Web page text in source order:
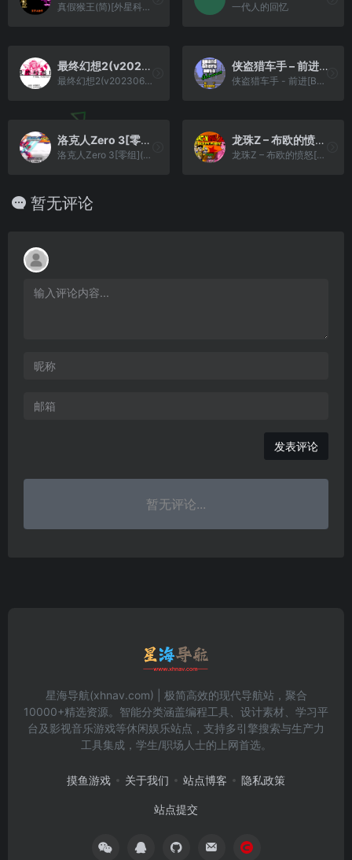
真假猴王(简)[外星科技](CN)[ACT](4Mb) 一代人的回忆
最终幻想2(v20230615)(修正版)(简)[LSP](JP)[RPG](4Mb)
最终幻想2(v20230615)(修正版)(简)[LSP](JP)[RPG](4Mb)
侠盗猎车手 – 前进[Beq & LCPD](Beta) (v20160720)[简](JP)(256Mb)
侠盗猎车手 - 前进[Beq & LCPD](Beta) (v20160720)[简](JP)(256Mb)
洛克人Zero 3[零组](简)(JP)(128Mb)
洛克人Zero 3[零组](简)(JP)(128Mb)
龙珠Z – 布欧的愤怒[Advance汉化组](v1.2)(简)(JP)(72Mb)
龙珠Z – 布欧的愤怒[Advance汉化组](v1.2)(简)(JP)(72Mb)
暂无评论
发表评论
暂无评论...
星海导航(xhnav.com) | 极简高效的现代导航站，聚合
10000+精选资源。智能分类涵盖编程工具、设计素材、学习平
台及影视音乐游戏等休闲娱乐站点，支持多引擎搜索与生产力
工具集成，学生/职场人士的上网首选。
摸鱼游戏 关于我们 站点博客 隐私政策
站点提交